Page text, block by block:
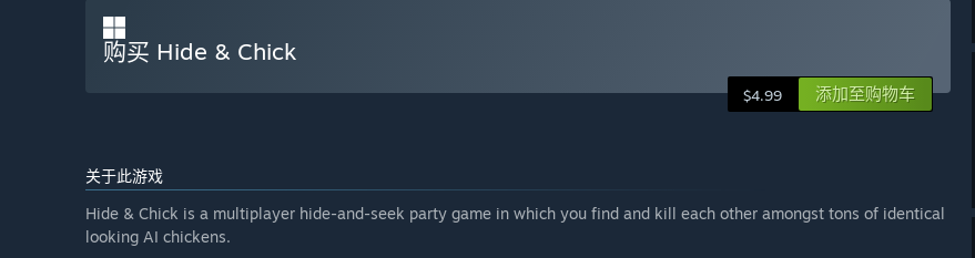
购买 Hide & Chick
$4.99 添加至购物车
关于此游戏
Hide & Chick is a multiplayer hide-and-seek party game in which you find and kill each other amongst tons of identical
looking AI chickens.